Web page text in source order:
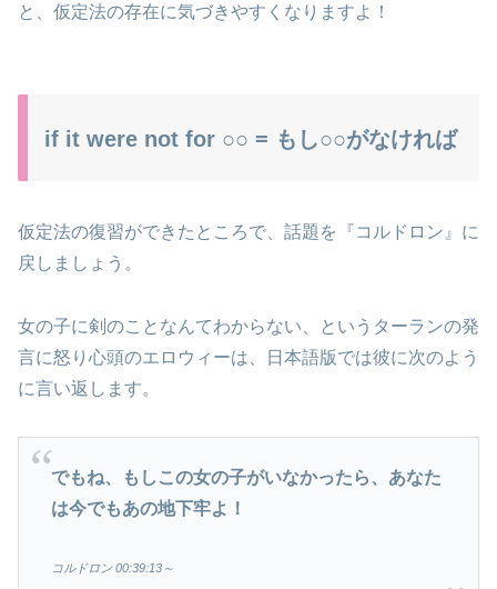
と、仮定法の存在に気づきやすくなりますよ！
if it were not for ○○ = もし○○がなければ
仮定法の復習ができたところで、話題を『コルドロン』に
戻しましょう。
女の子に剣のことなんてわからない、というターランの発
言に怒り心頭のエロウィーは、日本語版では彼に次のよう
に言い返します。
でもね、もしこの女の子がいなかったら、あなた
は今でもあの地下牢よ！
コルドロン 00:39:13～